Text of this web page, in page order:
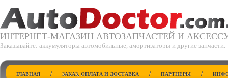
ИНТЕРНЕТ-МАГАЗИН АВТОЗАПЧАСТЕЙ И
Заказывайте: аккумуляторы автомобильные, амортизаторы и другие запчасти.
ГЛАВНАЯ / ЗАКАЗ, ОПЛАТА И ДОСТАВКА / ПАРТНЕРЫ /